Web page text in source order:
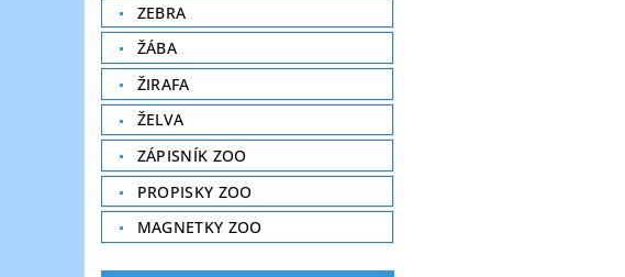
ZEBRA
ŽÁBA
ŽIRAFA
ŽELVA
ZÁPISNÍK ZOO
PROPISKY ZOO
MAGNETKY ZOO